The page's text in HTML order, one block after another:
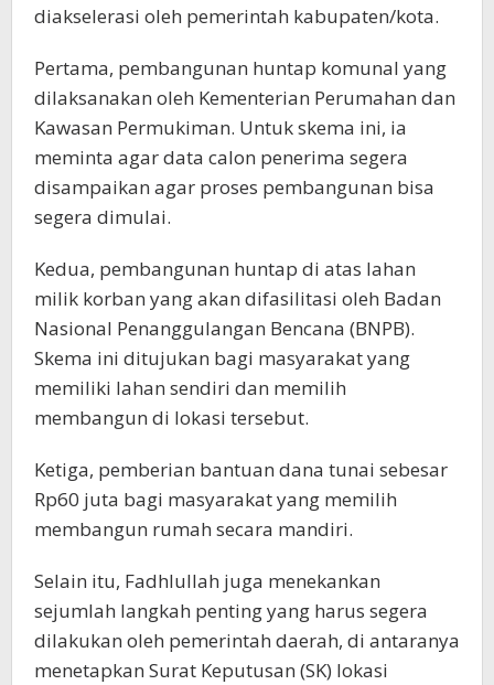
diakselerasi oleh pemerintah kabupaten/kota.
Pertama, pembangunan huntap komunal yang
dilaksanakan oleh Kementerian Perumahan dan
Kawasan Permukiman. Untuk skema ini, ia
meminta agar data calon penerima segera
disampaikan agar proses pembangunan bisa
segera dimulai.
Kedua, pembangunan huntap di atas lahan
milik korban yang akan difasilitasi oleh Badan
Nasional Penanggulangan Bencana (BNPB).
Skema ini ditujukan bagi masyarakat yang
memiliki lahan sendiri dan memilih
membangun di lokasi tersebut.
Ketiga, pemberian bantuan dana tunai sebesar
Rp60 juta bagi masyarakat yang memilih
membangun rumah secara mandiri.
Selain itu, Fadhlullah juga menekankan
sejumlah langkah penting yang harus segera
dilakukan oleh pemerintah daerah, di antaranya
menetapkan Surat Keputusan (SK) lokasi